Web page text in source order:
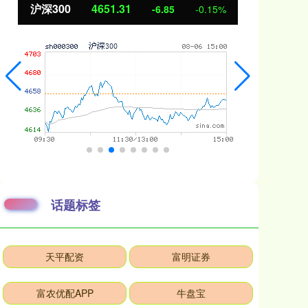
北证50 1122.88 3.42 0.30%
话题标签
天平配资 富明证券
富农优配APP 牛盘宝